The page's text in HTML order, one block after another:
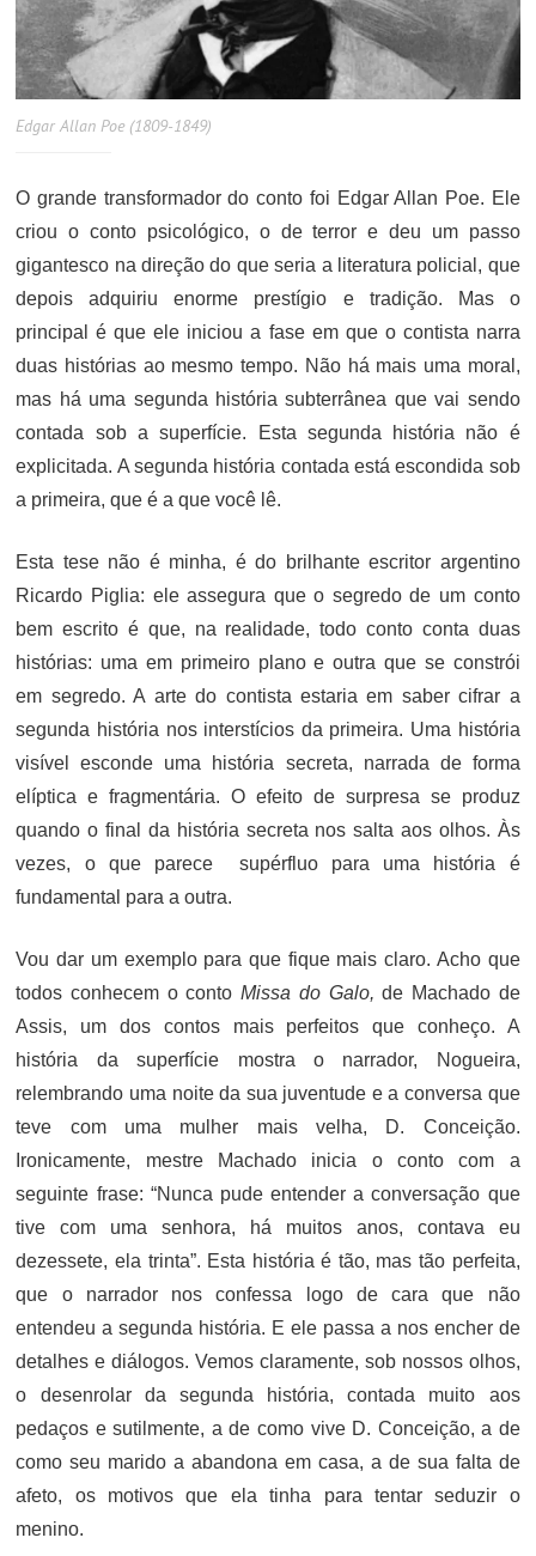
Edgar Allan Poe (1809-1849)
O grande transformador do conto foi Edgar Allan Poe. Ele
criou o conto psicológico, o de terror e deu um passo
gigantesco na direção do que seria a literatura policial, que
depois adquiriu enorme prestígio e tradição. Mas o
principal é que ele iniciou a fase em que o contista narra
duas histórias ao mesmo tempo. Não há mais uma moral,
mas há uma segunda história subterrânea que vai sendo
contada sob a superfície. Esta segunda história não é
explicitada. A segunda história contada está escondida sob
a primeira, que é a que você lê.
Esta tese não é minha, é do brilhante escritor argentino
Ricardo Piglia: ele assegura que o segredo de um conto
bem escrito é que, na realidade, todo conto conta duas
histórias: uma em primeiro plano e outra que se constrói
em segredo. A arte do contista estaria em saber cifrar a
segunda história nos interstícios da primeira. Uma história
visível esconde uma história secreta, narrada de forma
elíptica e fragmentária. O efeito de surpresa se produz
quando o final da história secreta nos salta aos olhos. Às
vezes, o que parece supérfluo para uma história é
fundamental para a outra.
Vou dar um exemplo para que fique mais claro. Acho que
todos conhecem o contoMissa do Galo, de Machado de
Assis, um dos contos mais perfeitos que conheço. A
história da superfície mostra o narrador, Nogueira,
relembrando uma noite da sua juventude e a conversa que
teve com uma mulher mais velha, D. Conceição.
Ironicamente, mestre Machado inicia o conto com a
seguinte frase: “Nunca pude entender a conversação que
tive com uma senhora, há muitos anos, contava eu
dezessete, ela trinta”. Esta história é tão, mas tão perfeita,
que o narrador nos confessa logo de cara que não
entendeu a segunda história. E ele passa a nos encher de
detalhes e diálogos. Vemos claramente, sob nossos olhos,
o desenrolar da segunda história, contada muito aos
pedaços e sutilmente, a de como vive D. Conceição, a de
como seu marido a abandona em casa, a de sua falta de
afeto, os motivos que ela tinha para tentar seduzir o
menino.